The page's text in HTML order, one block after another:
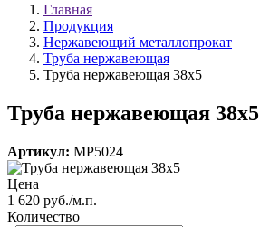
Главная
Продукция
Нержавеющий металлопрокат
Труба нержавеющая
Труба нержавеющая 38х5
Труба нержавеющая 38х5
Артикул: MP5024
Цена
1 620 руб./м.п.
Количество